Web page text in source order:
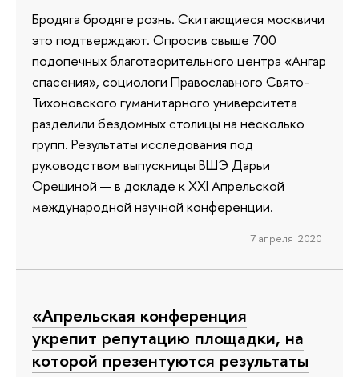
Бродяга бродяге рознь. Скитающиеся москвичи
это подтверждают. Опросив свыше 700
подопечных благотворительного центра «Ангар
спасения», социологи Православного Свято-
Тихоновского гуманитарного университета
разделили бездомных столицы на несколько
групп. Результаты исследования под
руководством выпускницы ВШЭ Дарьи
Орешиной — в докладе к XXI Апрельской
международной научной конференции.
7 апреля 2020
«Апрельская конференция
укрепит репутацию площадки, на
которой презентуются результаты